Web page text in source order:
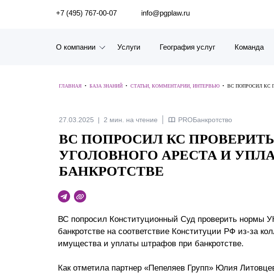
ПОИСК ПО САЙТУ
+7 (495) 767-00-07 info@pgplaw.ru
О компании
Наш опыт
Рейтинги, Награды, Цифры
Почему «Пепеляев Групп»?
Партнера
Услуги География услуг Команда
ГЛАВНАЯ • БАЗА ЗНАНИЙ • СТАТЬИ, КОММЕНТАРИИ, ИНТЕРВЬЮ • ВС ПОПРОСИЛ КС
27.03.2025 2 мин. на чтение PROБанкротство
ВС ПОПРОСИЛ КС
УГОЛОВНОГО АРЕСТА И
БАНКРОТСТВЕ
ВС попросил Конституционный Cуд проверить нормы
банкротстве на соответствие Конституции РФ из-за
имущества и уплаты штрафов при банкротстве.
Как отметила партнер «Пепеляев Групп» Юлия